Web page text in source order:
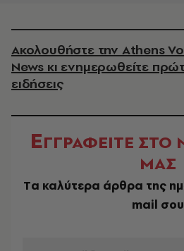
Ακολουθήστε την Athens
News κι ενημερωθείτε
ειδήσεις
ΕΓΓΡΑΦΕΙΤΕ ΣΤΟ
ΜΑΣ
Tα καλύτερα άρθρα της
mail σου